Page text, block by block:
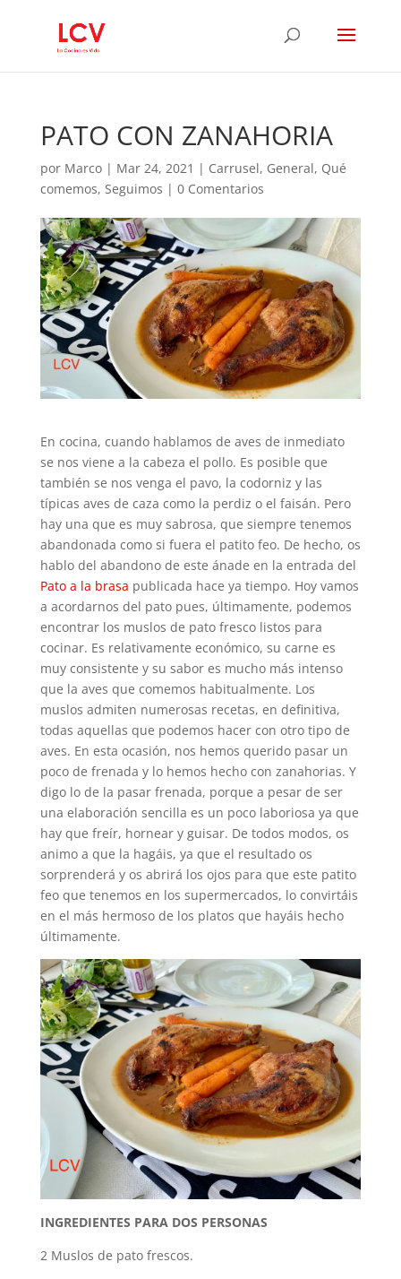
PATO CON ZANAHORIA
por Marco| Mar 24, 2021 | Carrusel, General, Qué
comemos, Seguimos | 0 Comentarios
En cocina, cuando hablamos de aves de inmediato
se nos viene a la cabeza el pollo. Es posible que
también se nos venga el pavo, la codorniz y las
típicas aves de caza como la perdiz o el faisán. Pero
hay una que es muy sabrosa, que siempre tenemos
abandonada como si fuera el patito feo. De hecho, os
hablo del abandono de este ánade en la entrada del
Pato a la brasa publicada hace ya tiempo. Hoy vamos
a acordarnos del pato pues, últimamente, podemos
encontrar los muslos de pato fresco listos para
cocinar. Es relativamente económico, su carne es
muy consistente y su sabor es mucho más intenso
que la aves que comemos habitualmente. Los
muslos admiten numerosas recetas, en definitiva,
todas aquellas que podemos hacer con otro tipo de
aves. En esta ocasión, nos hemos querido pasar un
poco de frenada y lo hemos hecho con zanahorias. Y
digo lo de la pasar frenada, porque a pesar de ser
una elaboración sencilla es un poco laboriosa ya que
hay que freír, hornear y guisar. De todos modos, os
animo a que la hagáis, ya que el resultado os
sorprenderá y os abrirá los ojos para que este patito
feo que tenemos en los supermercados, lo convirtáis
en el más hermoso de los platos que hayáis hecho
últimamente.
INGREDIENTES PARA DOS PERSONAS
2 Muslos de pato frescos.